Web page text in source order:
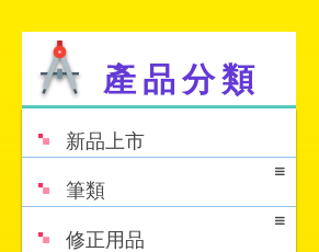
產品分類
新品上市
筆類
修正用品